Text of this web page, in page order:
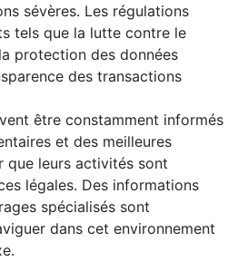
sévères. Les régulations
tels que la lutte contre le
protection des données
des transactions
être constamment informés
et des meilleures
que leurs activités sont
légales. Des informations
spécialisés sont
dans cet environnement